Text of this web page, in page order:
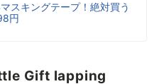
スキングテープ！絶対買う
円
Gift lapping